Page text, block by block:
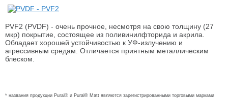
PVF2 (PVDF) - очень прочное, несмотря на свою толщину (27
мкр) покрытие, состоящее из поливинилфторида и акрила.
Обладает хорошей устойчивостью к УФ-излучению и
агрессивным средам. Отличается приятным металлическим
блеском.
* названия продукции Pural® и Pural® Matt являются зарегистрированными торговыми марками